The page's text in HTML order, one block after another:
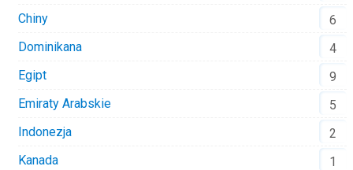
Chiny
6
Dominikana
4
Egipt
9
Emiraty Arabskie
5
Indonezja
2
Kanada
1